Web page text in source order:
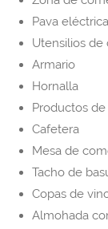
Pava eléctrica
Utensilios de
Armario
Hornalla
Productos
Cafetera
Mesa de
Tacho de
Copas de
Almohada